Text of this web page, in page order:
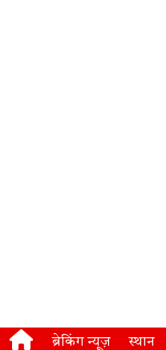
ब्रेकिंग न्यूज़ स्थान